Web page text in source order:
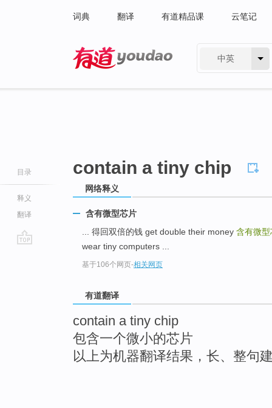
词典 翻译 有道精品课 云笔记
中英
目录
释义
翻译
contain a tiny chip
网络释义
含有微型芯片
... 得回双倍的钱 get double their money 含有微
wear tiny computers ...
基于106个网页-相关网页
有道翻译
contain a tiny chip
包含一个微小的芯片
以上为机器翻译结果，长、整句